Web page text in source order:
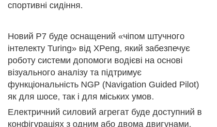
спортивні сидіння.
Новий P7 буде оснащений «чіпом штучного
інтелекту Turing» від XPeng, який забезпечує
роботу системи допомоги водієві на основі
візуального аналізу та підтримує
функціональність NGP (Navigation Guided Pilot)
як для шосе, так і для міських умов.
Електричний силовий агрегат буде доступний в
конфігураціях з одним або двома двигунами,